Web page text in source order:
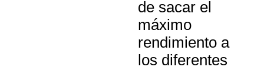
de sacar el
máximo
rendimiento a
los diferentes